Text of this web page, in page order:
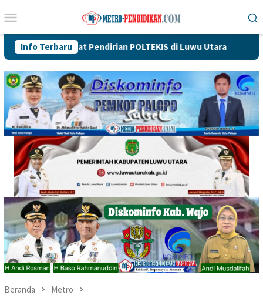
ke
Mobile
Info Terbaru
Pendirian POLTEKIS di Luwu Utara Dikukuhkan
Beranda Metro